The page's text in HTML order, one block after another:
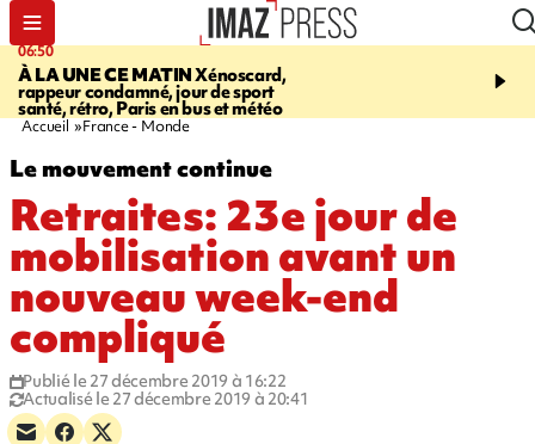
06:50
À LA UNE CE MATINXénoscard,
rappeur condamné, jour de sport
santé, rétro, Paris en bus et météo
08:53
Jour de
2026 - bouger,
Accueil France - Monde
Le mouvement continue
Retraites: 23e jour de
mobilisation avant un
nouveau week-end
compliqué
Publié le 27 décembre 2019 à 16:22
Actualisé le 27 décembre 2019 à 20:41